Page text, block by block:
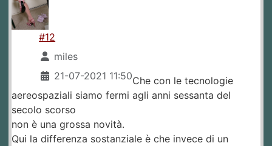
#12
miles
21-07-2021 11:50Che con le tecnologie
aereospaziali siamo fermi agli anni sessanta del
secolo scorso
non è una grossa novità.
Qui la differenza sostanziale è che invece di un